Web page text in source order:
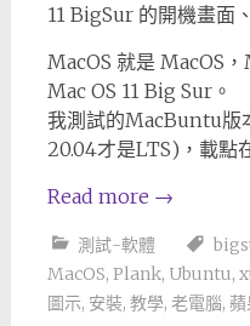
11 BigSur 的開機畫面
MacOS 就是 MacOS
Mac OS 11 Big Sur。
我測試的MacBuntu版
20.04才是LTS)，載點
Read more →
測試-軟體
MacOS, Plank, Ubuntu,
圖示, 安裝, 教學, 老電腦, 蘋